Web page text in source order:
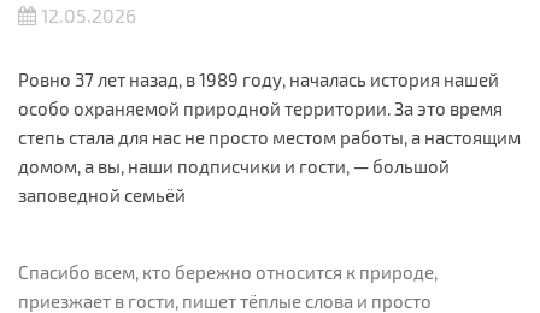
12.05.2026
Ровно 37 лет назад, в 1989 году, началась история нашей
особо охраняемой природной территории. За это время
степь стала для нас не просто местом работы, а настоящим
домом, а вы, наши подписчики и гости, — большой
заповедной семьёй
Спасибо всем, кто бережно относится к природе,
приезжает в гости, пишет тёплые слова и просто